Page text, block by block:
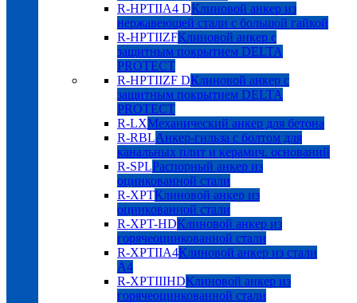
R-HPTIIA4 DКлиновой анкер из
нержавеющей стали с большой гайкой
R-HPTIIZFКлиновой анкер с
защитным покрытием DELTA
PROTECT
R-HPTIIZF DКлиновой анкер с
защитным покрытием DELTA
PROTECT
R-LXМеханический анкер для бетона
R-RBLАнкер-гильза с болтом для
канальных плит и керамич. оснований
R-SPLРаспорный анкер из
оцинкованной стали
R-XPTКлиновой анкер из
оцинкованной стали
R-XPT-HDКлиновой анкер из
горячеоцинкованной стали
R-XPTIIA4Клиновой анкер из стали
А4
R-XPTIIIHDКлиновой анкер из
горячеоцинкованной стали